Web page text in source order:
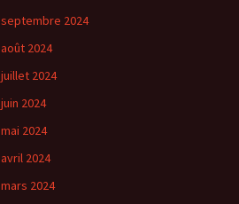
septembre 2024
août 2024
juillet 2024
juin 2024
mai 2024
avril 2024
mars 2024